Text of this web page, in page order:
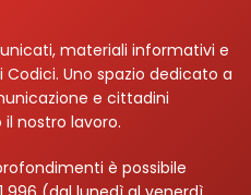
materiali informativi e
Uno spazio dedicato a
e cittadini
nostro lavoro.
è possibile